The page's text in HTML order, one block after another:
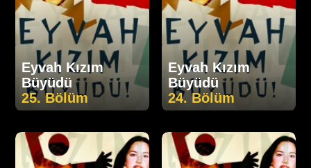
Eyvah Kızım
Büyüdü
25. Bölüm
Eyvah Kızım
Büyüdü
24. Bölüm